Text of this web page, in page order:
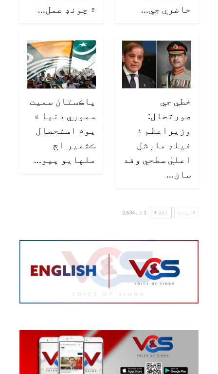
حاضري جي…
۾ چونڊ عمل…
خطي جي
صورتحال:
وزيراعظم ۽
فيلڊ مارشل
اعليٰ سطحي وفد
سان…
پاڪستان سميت
سموري دنيا ۾
يوم استحصال
ڪشمير اڄ
ملهايو پيو…
پچھلا اگلا 1 کے 2,634